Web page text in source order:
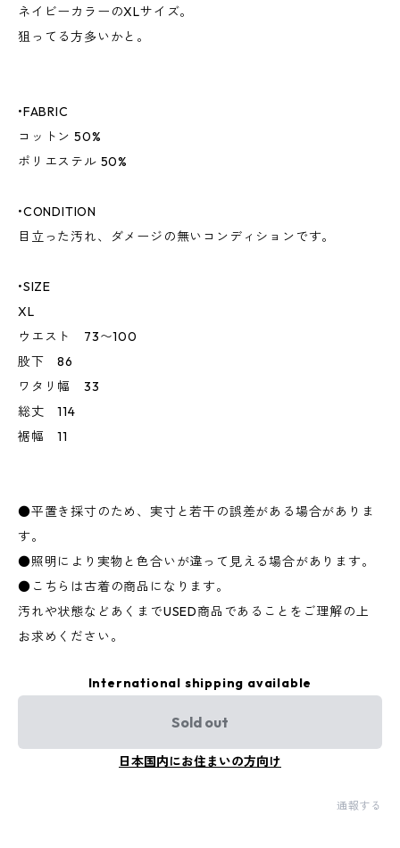
ネイビーカラーのXLサイズ。
狙ってる方多いかと。
•FABRIC
コットン 50%
ポリエステル 50%
•CONDITION
目立った汚れ、ダメージの無いコンディションです。
•SIZE
XL
ウエスト 73〜100
股下 86
ワタリ幅 33
総丈 114
裾幅 11
●平置き採寸のため、実寸と若干の誤差がある場合がありま
す。
●照明により実物と色合いが違って見える場合があります。
●こちらは古着の商品になります。
汚れや状態などあくまでUSED商品であることをご理解の上
お求めください。
International shipping available
Sold out
日本国内にお住まいの方向け
通報する